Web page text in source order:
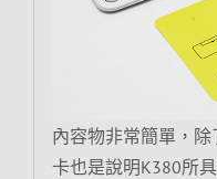
內容物非常簡單，
卡也是說明K380所